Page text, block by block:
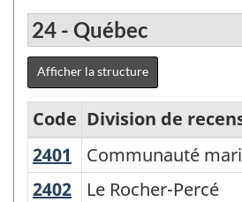
24 - Québec
Afficher la structure
Classification
géographique
Code Division de
2401
Communauté
Communauté
2402 Le Rocher-Percé
Le Rocher-Percé